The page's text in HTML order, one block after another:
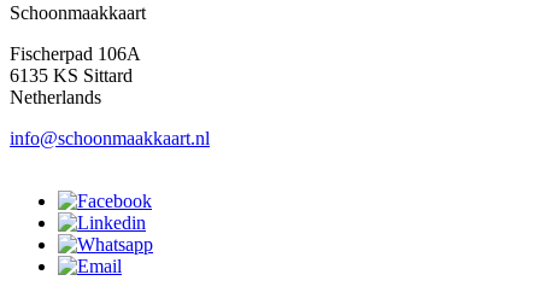
Schoonmaakkaart
Fischerpad 106A
6135 KS Sittard
Netherlands
info@schoonmaakkaart.nl